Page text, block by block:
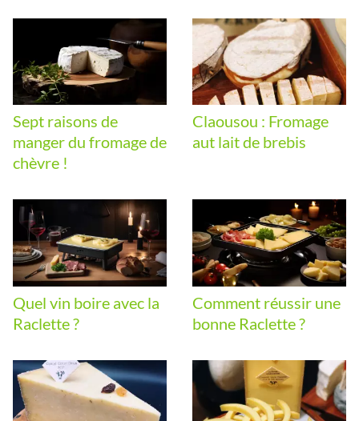
Sept raisons de
manger du fromage de
chèvre !
Claousou : Fromage
aut lait de brebis
Quel vin boire avec la
Raclette ?
Comment réussir une
bonne Raclette ?